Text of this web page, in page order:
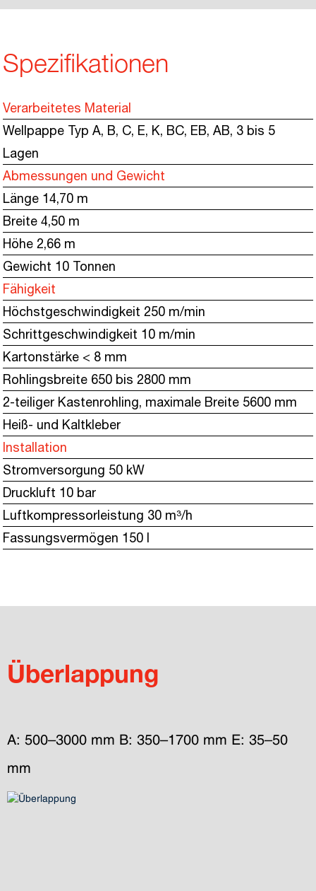
Spezifikationen
Verarbeitetes Material
Wellpappe Typ A, B, C, E, K, BC, EB, AB, 3 bis 5
Lagen
Abmessungen und Gewicht
Länge 14,70 m
Breite 4,50 m
Höhe 2,66 m
Gewicht 10 Tonnen
Fähigkeit
Höchstgeschwindigkeit 250 m/min
Schrittgeschwindigkeit 10 m/min
Kartonstärke < 8 mm
Rohlingsbreite 650 bis 2800 mm
2-teiliger Kastenrohling, maximale Breite 5600 mm
Heiß- und Kaltkleber
Installation
Stromversorgung 50 kW
Druckluft 10 bar
Luftkompressorleistung 30 m³/h
Fassungsvermögen 150 l
Überlappung
A: 500–3000 mm B: 350–1700 mm E: 35–50
mm